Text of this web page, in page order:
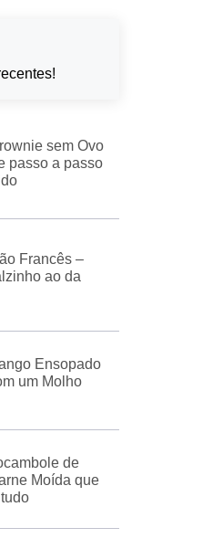
sem Ovo
passo a passo
Francês –
ao da
Ensopado
um Molho
de
Moída que